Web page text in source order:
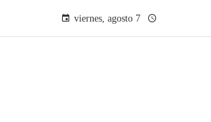
viernes, agosto 7